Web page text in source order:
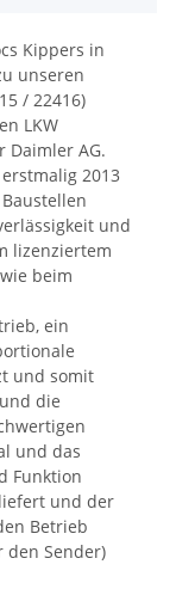
Kippers in
unseren
/ 22416)
LKW
Daimler AG.
2013
und
lizenziertem
beim
ein
und somit
die
und das
Funktion
und der
Betrieb
Sender)